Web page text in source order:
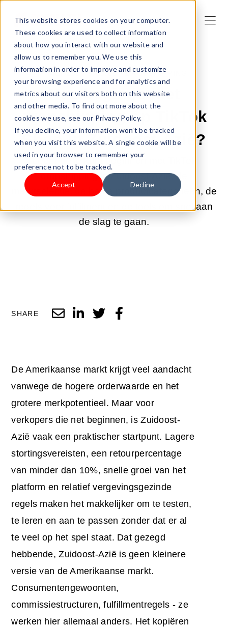
This website stores cookies on your computer.
These cookies are used to collect information
about how you interact with our website and
allow us to remember you. We use this
information in order to improve and customize
your browsing experience and for analytics and
metrics about our visitors both on this website
and other media. To find out more about the
cookies we use, see our Privacy Policy.
If you decline, your information won’t be tracked
when you visit this website. A single cookie will be
used in your browser to remember your
preference not to be tracked.
Accept Decline
7-MEI-2026 9:00:00 |DROPSHIPPING
Hoe begin je met
dropshipping op TikTok
Shop in Zuidoost-Azië?
Leer hoe je kunt beginnen met TikTok
dropshipping in Zuidoost-Azië, de
marktselectie, de beste productcategorieën, de
regels voor fulfilment en de tools om snel aan
de slag te gaan.
SHARE
De Amerikaanse markt krijgt veel aandacht
vanwege de hogere orderwaarde en het
grotere merkpotentieel. Maar voor
verkopers die net beginnen, is Zuidoost-
Azië vaak een praktischer startpunt. Lagere
stortingsvereisten, een retourpercentage
van minder dan 10%, snelle groei van het
platform en relatief vergevingsgezinde
regels maken het makkelijker om te testen,
te leren en aan te passen zonder dat er al
te veel op het spel staat. Dat gezegd
hebbende, Zuidoost-Azië is geen kleinere
versie van de Amerikaanse markt.
Consumentengewoonten,
commissiestructuren, fulfillmentregels - ze
werken hier allemaal anders. Het kopiëren